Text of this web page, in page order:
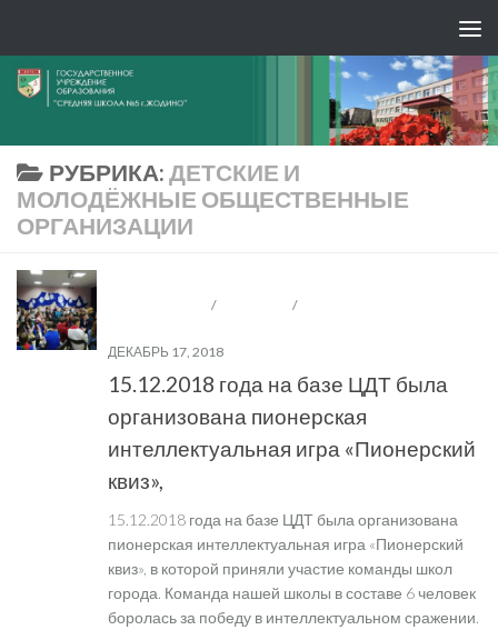
РУБРИКА: ДЕТСКИЕ И
МОЛОДЁЖНЫЕ ОБЩЕСТВЕННЫЕ
ОРГАНИЗАЦИИ
/ /
ДЕКАБРЬ 17, 2018
15.12.2018 года на базе ЦДТ была
организована пионерская
интеллектуальная игра «Пионерский
квиз»,
15.12.2018 года на базе ЦДТ была организована
пионерская интеллектуальная игра «Пионерский
квиз», в которой приняли участие команды школ
города. Команда нашей школы в составе 6 человек
боролась за победу в интеллектуальном сражении.